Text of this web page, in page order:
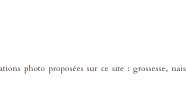
photo proposées sur ce site : grossesse,